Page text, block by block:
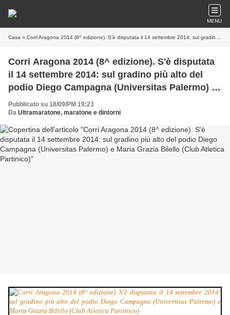
MENU
Casa » Corri Aragona 2014 (8^ edizione). S'è disputata il 14 settembre 2014: sul gradino più alto del podio Diego Campagna (Universitas Palermo) e Maria Grazia Bilello (Club Atletica Partinico)
Corri Aragona 2014 (8^ edizione). S'è disputata
il 14 settembre 2014: sul gradino più alto del
podio Diego Campagna (Universitas Palermo) e
Maria Grazia Bilello (Club Atletica Partinico)
Pubblicato su 18/09/PM 19:23
Da Ultramaratone, maratone e dintorni